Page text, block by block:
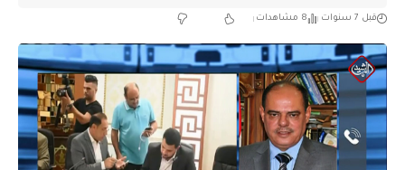
قبل 7 سنوات 8 مشاهدات